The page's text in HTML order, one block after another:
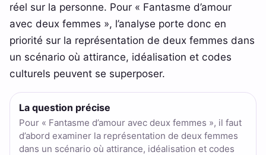
réel sur la personne. Pour « Fantasme d’amour
avec deux femmes », l’analyse porte donc en
priorité sur la représentation de deux femmes dans
un scénario où attirance, idéalisation et codes
culturels peuvent se superposer.
La question précise
Pour « Fantasme d’amour avec deux femmes », il faut
d’abord examiner la représentation de deux femmes
dans un scénario où attirance, idéalisation et codes